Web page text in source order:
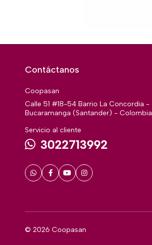
Contáctanos
Coopasan
Calle 51 #18-54 Barrio La Concordia -
Bucaramanga (Santander) - Colombia
Servicio al cliente
3022713992
© 2026 Coopasan